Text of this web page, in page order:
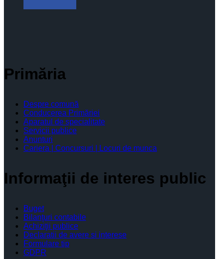
Primăria
Despre comună
Conducerea Primăriei
Aparatul de specialitate
Servicii publice
Anunturi
Cariera | Concursuri | Locuri de munca
Informaţii de interes public
Buget
Bilanţuri contabile
Achiziţii publice
Declaratii de avere si interese
Formulare tip
GDPR